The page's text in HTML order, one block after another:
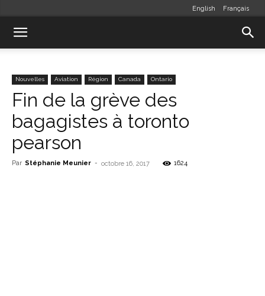
English Français
Nouvelles Aviation Région Canada Ontario
Fin de la grève des
bagagistes à toronto
pearson
Par Stéphanie Meunier - octobre 16, 2017 1624